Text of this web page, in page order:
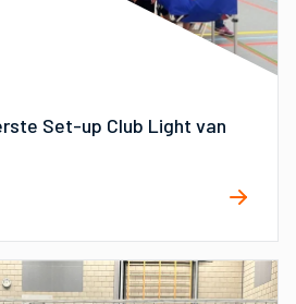
Set-up Club Light van